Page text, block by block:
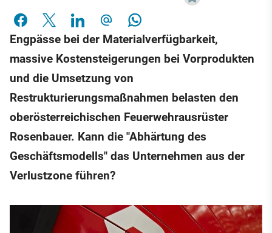
Engpässe bei der Materialverfügbarkeit,
massive Kostensteigerungen bei Vorprodukten
und die Umsetzung von
Restrukturierungsmaßnahmen belasten den
oberösterreichischen Feuerwehrausrüster
Rosenbauer. Kann die "Abhärtung des
Geschäftsmodells" das Unternehmen aus der
Verlustzone führen?